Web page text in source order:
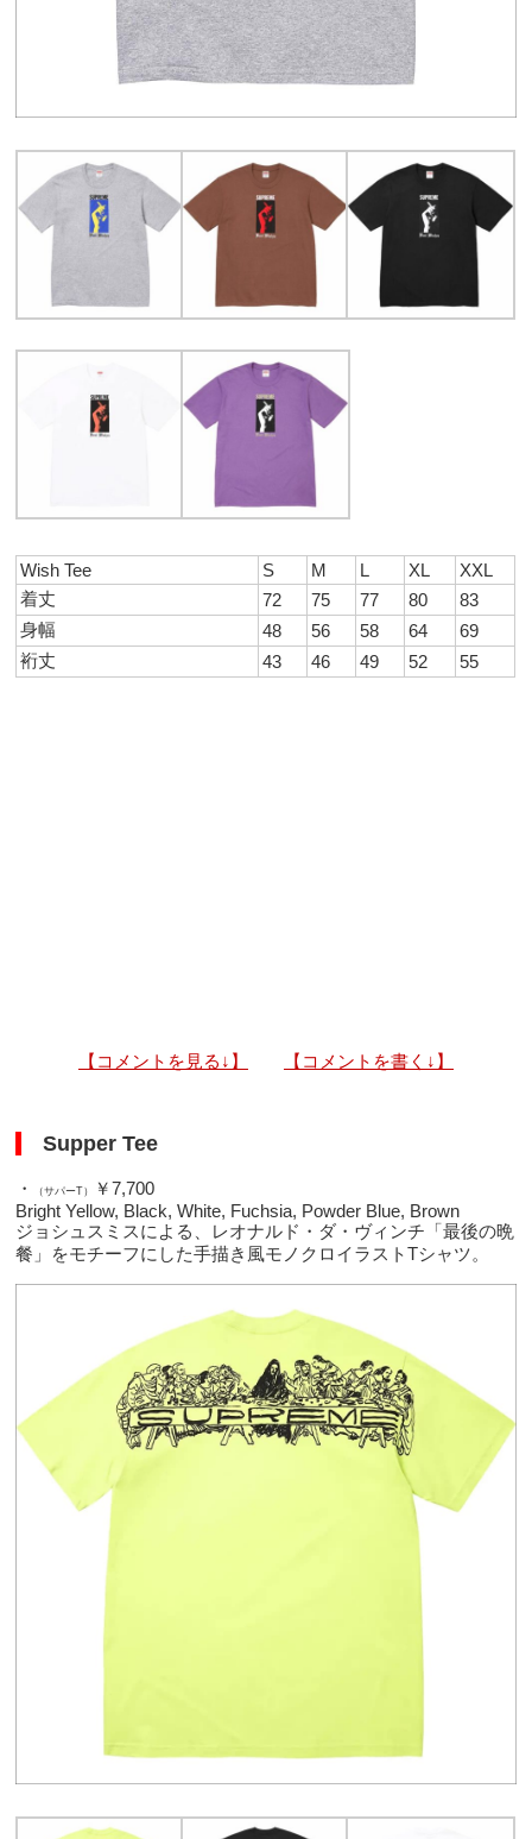
Wish Tee S M L XL
XXL
着丈
72 75 77 80
83
身幅
48 56 58 64
69
裄丈
43 46 49 52 55
【コメントを見る↓】 【コメントを書く↓】
Supper Tee
・ （サパーT）
￥7,700
Bright Yellow, Black, White, Fuchsia, Powder Blue, Brown
ジョシュスミスによる、レオナルド・ダ・ヴィンチ「最後の晩
餐」をモチーフにした手描き風モノクロイラストTシャツ。